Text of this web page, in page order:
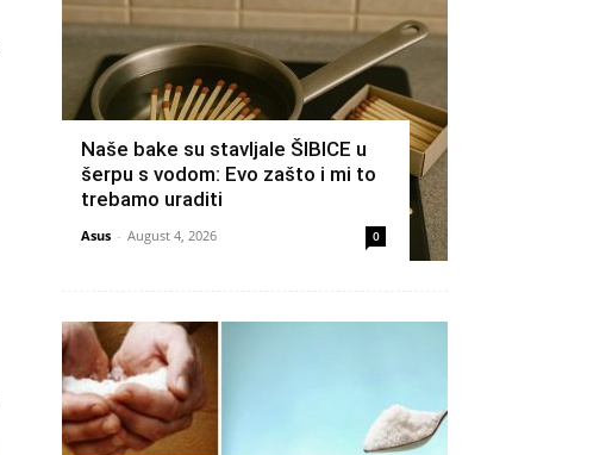
Naše bake su stavljale ŠIBICE u
šerpu s vodom: Evo zašto i mi to
trebamo uraditi
Asus - August 4, 2026 0